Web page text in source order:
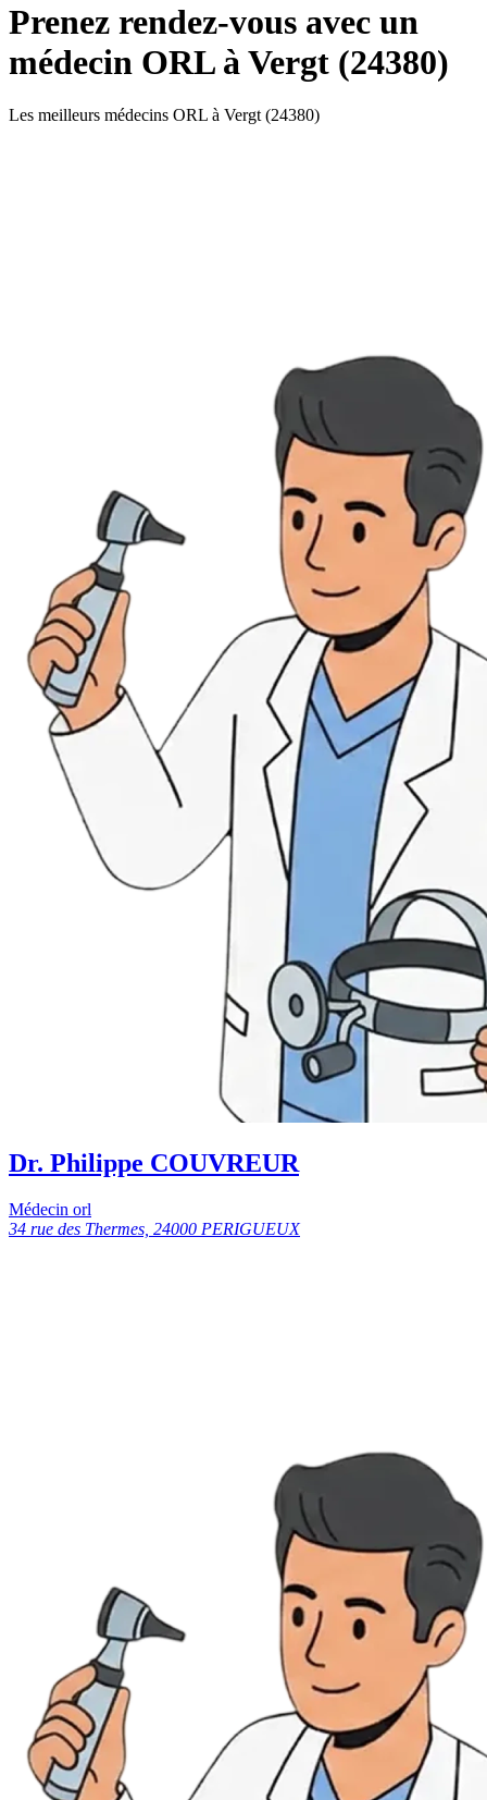
Prenez rendez-vous avec un
médecin ORL à Vergt (24380)
Les meilleurs médecins ORL à Vergt (24380)
Dr. Philippe COUVREUR
Médecin orl
34 rue des Thermes, 24000 PERIGUEUX